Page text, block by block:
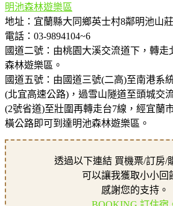
明池森林遊樂區
地址：宜蘭縣大同鄉英士村8鄰明池山
電話：03-9894104~6
國道二號：由桃園大溪交流道下，轉走
森林遊樂區。
國道五號：由國道三號(二高)至南港系
(北宜高速公路)，過雪山隧道至頭城交
(2號省道)至壯圍再轉走台7線，經宜蘭
橫公路即可到達明池森林遊樂區。
透過以下連結 買機票/訂房/
可以讓我獲取小小回
感謝您的支持。